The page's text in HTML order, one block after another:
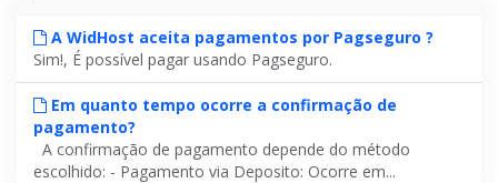
A WidHost aceita pagamentos por Pagseguro ?
Sim!, É possível pagar usando Pagseguro.
Em quanto tempo ocorre a confirmação de
pagamento?
A confirmação de pagamento depende do método
escolhido: - Pagamento via Deposito: Ocorre em...